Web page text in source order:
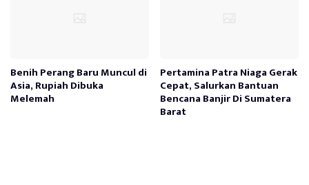
Benih Perang Baru Muncul di
Asia, Rupiah Dibuka
Melemah
Pertamina Patra Niaga Gerak
Cepat, Salurkan Bantuan
Bencana Banjir Di Sumatera
Barat